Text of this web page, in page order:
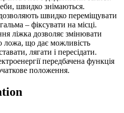
швидко знімаються.
швидко переміщувати
– фіксувати на місці.
ліжка дозволяє змінювати
ложа, що дає можливість
лягати і пересідати.
передбачена функція
положення.